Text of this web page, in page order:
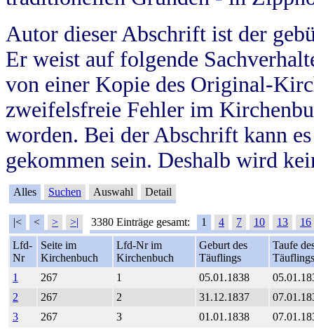
Autor dieser Abschrift ist der
Er weist auf folgende
von einer Kopie des Original-
zweifelsfreie Fehler im
worden. Bei der Abschrift kann
gekommen sein. Deshalb wird
Alles Suchen Auswahl Detail
|< < > >| 3380 Einträge gesamt: 1 4 7 10 13
16
Lfd-
Nr
Seite im
Kirchenbuch
Lfd-Nr im
Kirchenbuch
Geburt des
Täuflings
Taufe
Täuflings
1
267 1 05.01.1838
2
267 2 31.12.1837
3
267 3 01.01.1838